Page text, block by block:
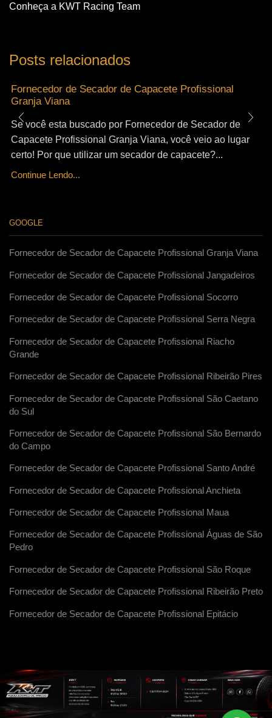
Conheça a KWT Racing Team
Posts relacionados
Fornecedor de Secador de Capacete Profissional
Granja Viana
Se você esta buscado por Fornecedor de Secador de
Capacete Profissional Granja Viana, você veio ao lugar
certo! Por que utilizar um secador de capacete?...
Continue Lendo...
GOOGLE
Fornecedor de Secador de Capacete Profissional Granja Viana
Fornecedor de Secador de Capacete Profissional Jangadeiros
Fornecedor de Secador de Capacete Profissional Socorro
Fornecedor de Secador de Capacete Profissional Serra Negra
Fornecedor de Secador de Capacete Profissional Riacho
Grande
Fornecedor de Secador de Capacete Profissional Ribeirão Pires
Fornecedor de Secador de Capacete Profissional São Caetano
do Sul
Fornecedor de Secador de Capacete Profissional São Bernardo
do Campo
Fornecedor de Secador de Capacete Profissional Santo André
Fornecedor de Secador de Capacete Profissional Anchieta
Fornecedor de Secador de Capacete Profissional Maua
Fornecedor de Secador de Capacete Profissional Águas de São
Pedro
Fornecedor de Secador de Capacete Profissional São Roque
Fornecedor de Secador de Capacete Profissional Ribeirão Preto
Fornecedor de Secador de Capacete Profissional Epitácio